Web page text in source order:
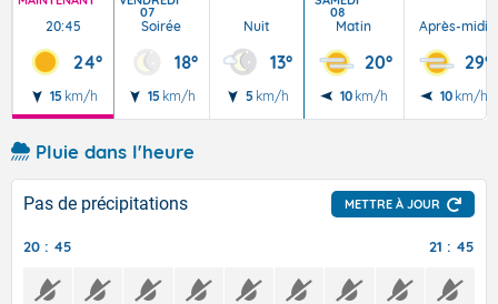
20:45
24°
15 km/h
07
Soirée
18°
15 km/h
Nuit
13°
5 km/h
08
Matin
20°
10 km/h
Après-midi
29°
10 km/h
Pluie dans l'heure
Pas de précipitations METTRE À JOUR
20 : 45 21 : 45